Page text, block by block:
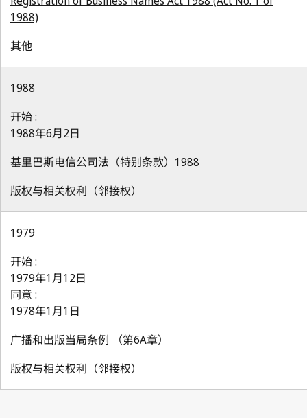
1988)
其他
1988
开始 :
1988年6月2日
基里巴斯电信公司法（特别条款）1988
版权与相关权利（邻接权）
1979
开始 :
1979年1月12日
同意 :
1978年1月1日
广播和出版当局条例 （第6A章）
版权与相关权利（邻接权）